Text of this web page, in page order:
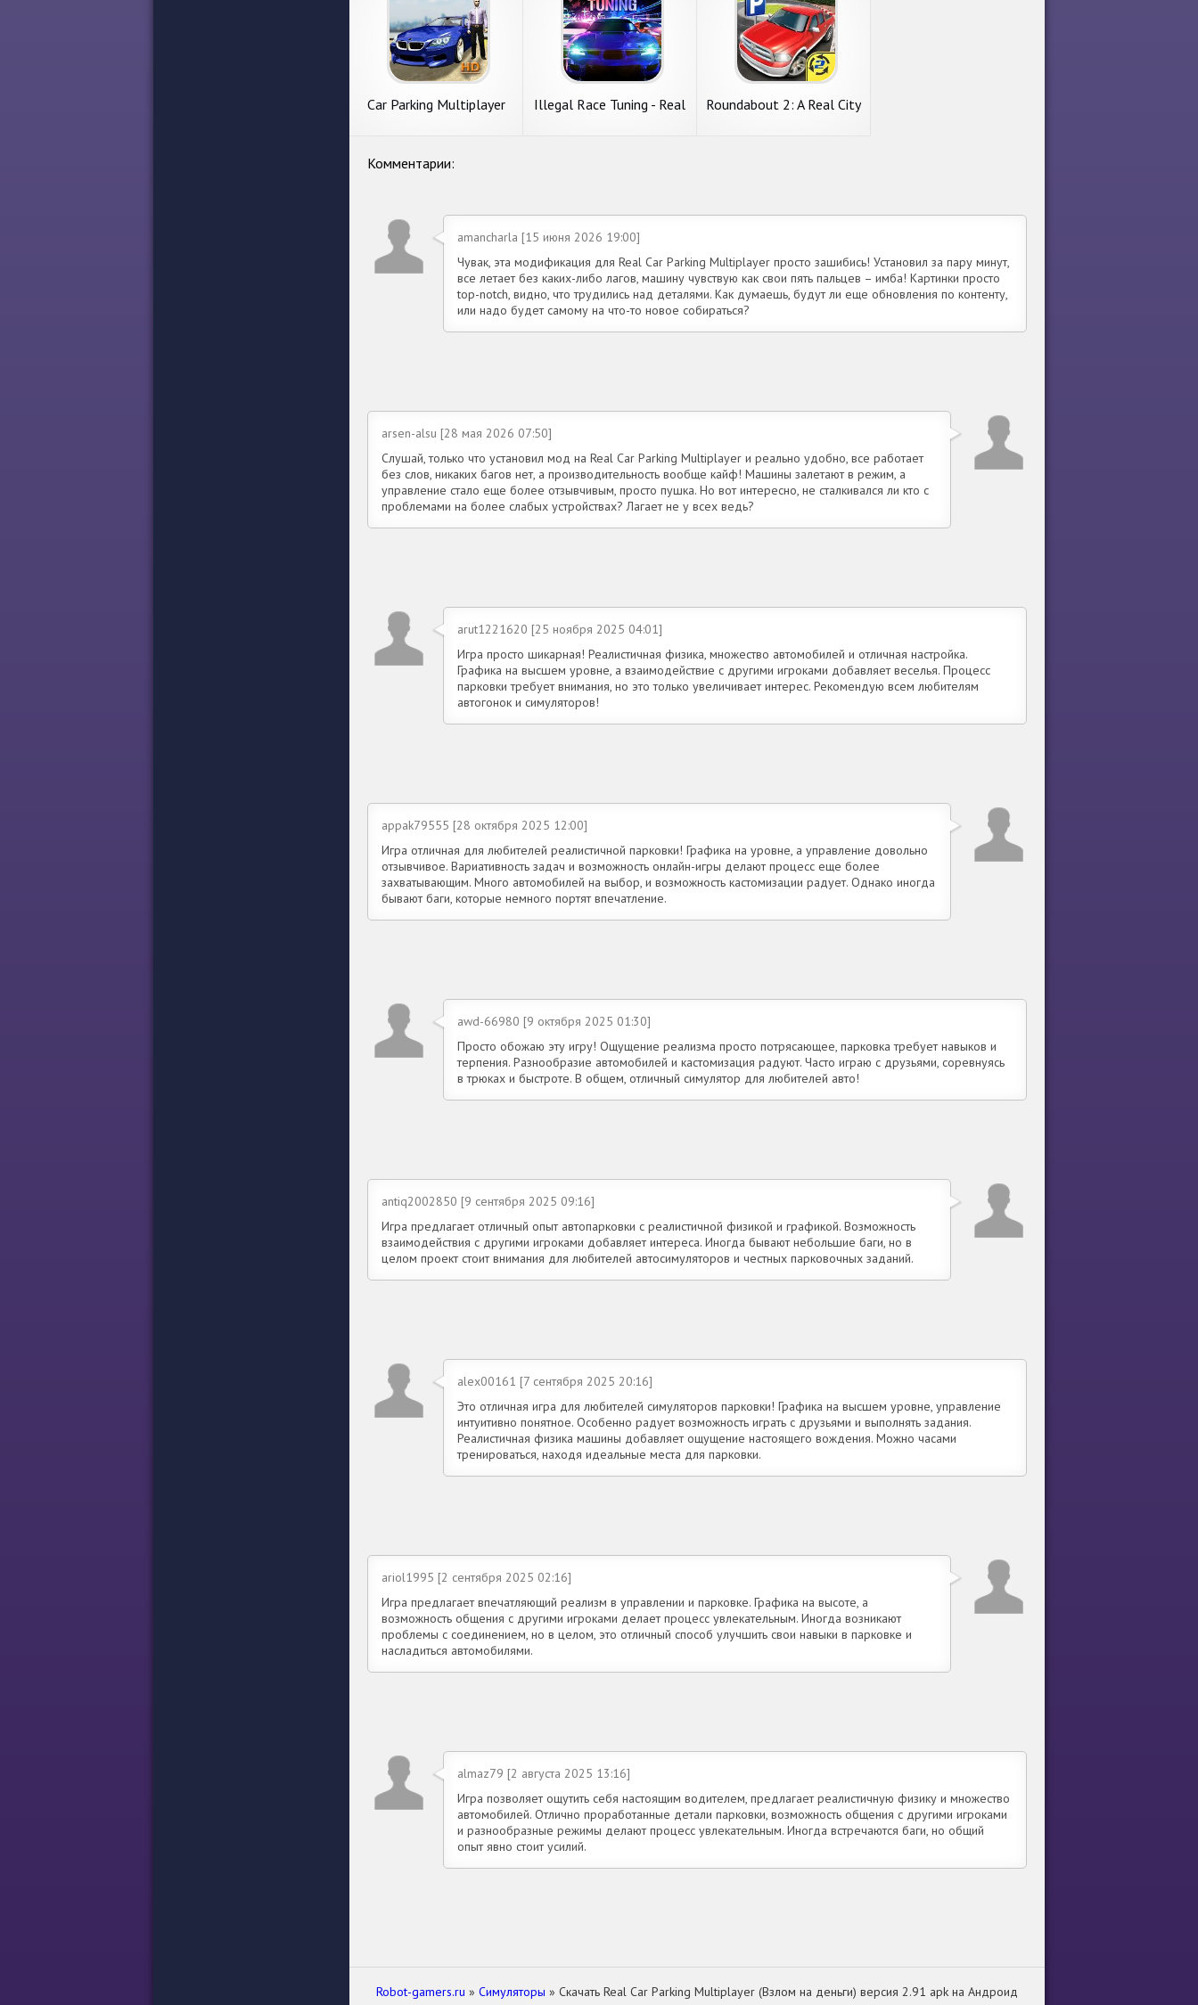
Car Parking Multiplayer
Illegal Race Tuning - Real
Roundabout 2: A Real City
Комментарии:
amancharla [15 июня 2026 19:00]
Чувак, эта модификация для Real Car Parking Multiplayer просто зашибись! Установил за пару минут,
все летает без каких-либо лагов, машину чувствую как свои пять пальцев – имба! Картинки просто
top-notch, видно, что трудились над деталями. Как думаешь, будут ли еще обновления по контенту,
или надо будет самому на что-то новое собираться?
arsen-alsu [28 мая 2026 07:50]
Слушай, только что установил мод на Real Car Parking Multiplayer и реально удобно, все работает
без слов, никаких багов нет, а производительность вообще кайф! Машины залетают в режим, а
управление стало еще более отзывчивым, просто пушка. Но вот интересно, не сталкивался ли кто с
проблемами на более слабых устройствах? Лагает не у всех ведь?
arut1221620 [25 ноября 2025 04:01]
Игра просто шикарная! Реалистичная физика, множество автомобилей и отличная настройка.
Графика на высшем уровне, а взаимодействие с другими игроками добавляет веселья. Процесс
парковки требует внимания, но это только увеличивает интерес. Рекомендую всем любителям
автогонок и симуляторов!
appak79555 [28 октября 2025 12:00]
Игра отличная для любителей реалистичной парковки! Графика на уровне, а управление довольно
отзывчивое. Вариативность задач и возможность онлайн-игры делают процесс еще более
захватывающим. Много автомобилей на выбор, и возможность кастомизации радует. Однако иногда
бывают баги, которые немного портят впечатление.
awd-66980 [9 октября 2025 01:30]
Просто обожаю эту игру! Ощущение реализма просто потрясающее, парковка требует навыков и
терпения. Разнообразие автомобилей и кастомизация радуют. Часто играю с друзьями, соревнуясь
в трюках и быстроте. В общем, отличный симулятор для любителей авто!
antiq2002850 [9 сентября 2025 09:16]
Игра предлагает отличный опыт автопарковки с реалистичной физикой и графикой. Возможность
взаимодействия с другими игроками добавляет интереса. Иногда бывают небольшие баги, но в
целом проект стоит внимания для любителей автосимуляторов и честных парковочных заданий.
alex00161 [7 сентября 2025 20:16]
Это отличная игра для любителей симуляторов парковки! Графика на высшем уровне, управление
интуитивно понятное. Особенно радует возможность играть с друзьями и выполнять задания.
Реалистичная физика машины добавляет ощущение настоящего вождения. Можно часами
тренироваться, находя идеальные места для парковки.
ariol1995 [2 сентября 2025 02:16]
Игра предлагает впечатляющий реализм в управлении и парковке. Графика на высоте, а
возможность общения с другими игроками делает процесс увлекательным. Иногда возникают
проблемы с соединением, но в целом, это отличный способ улучшить свои навыки в парковке и
насладиться автомобилями.
almaz79 [2 августа 2025 13:16]
Игра позволяет ощутить себя настоящим водителем, предлагает реалистичную физику и множество
автомобилей. Отлично проработанные детали парковки, возможность общения с другими игроками
и разнообразные режимы делают процесс увлекательным. Иногда встречаются баги, но общий
опыт явно стоит усилий.
Robot-gamers.ru » Симуляторы » Скачать Real Car Parking Multiplayer (Взлом на деньги) версия 2.91 apk на Андроид